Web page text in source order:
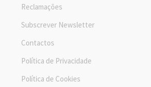
Reclamações
Subscrever Newsletter
Contactos
Política de Privacidade
Política de Cookies